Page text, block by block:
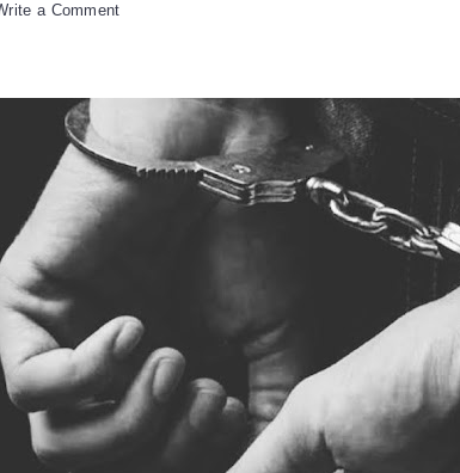
a Commenton
Serang
Cokok
Pelaku